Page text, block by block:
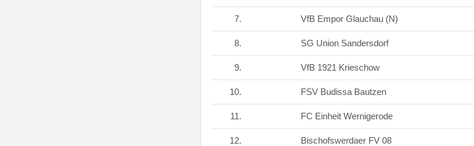
7. VfB Empor Glauchau (N)
8. SG Union Sandersdorf
9. VfB 1921 Krieschow
10. FSV Budissa Bautzen
11. FC Einheit Wernigerode
12. Bischofswerdaer FV 08